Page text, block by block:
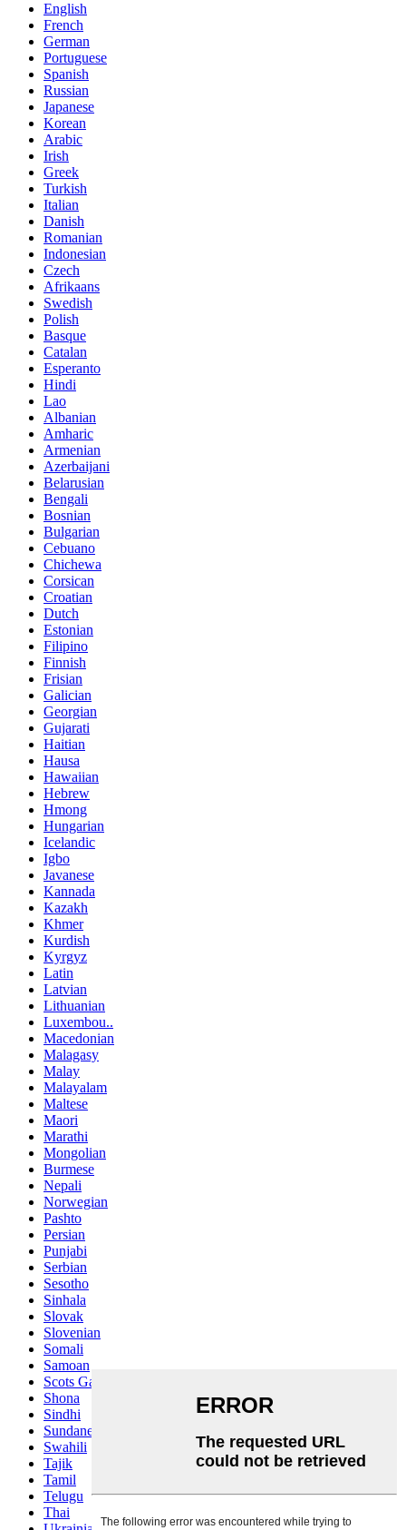
English
French
German
Portuguese
Spanish
Russian
Japanese
Korean
Arabic
Irish
Greek
Turkish
Italian
Danish
Romanian
Indonesian
Czech
Afrikaans
Swedish
Polish
Basque
Catalan
Esperanto
Hindi
Lao
Albanian
Amharic
Armenian
Azerbaijani
Belarusian
Bengali
Bosnian
Bulgarian
Cebuano
Chichewa
Corsican
Croatian
Dutch
Estonian
Filipino
Finnish
Frisian
Galician
Georgian
Gujarati
Haitian
Hausa
Hawaiian
Hebrew
Hmong
Hungarian
Icelandic
Igbo
Javanese
Kannada
Kazakh
Khmer
Kurdish
Kyrgyz
Latin
Latvian
Lithuanian
Luxembou..
Macedonian
Malagasy
Malay
Malayalam
Maltese
Maori
Marathi
Mongolian
Burmese
Nepali
Norwegian
Pashto
Persian
Punjabi
Serbian
Sesotho
Sinhala
Slovak
Slovenian
Somali
Samoan
Scots Gaelic
Shona
Sindhi
Sundanese
Swahili
Tajik
Tamil
Telugu
Thai